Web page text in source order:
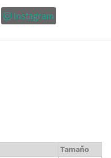
Instagram
Tamaño